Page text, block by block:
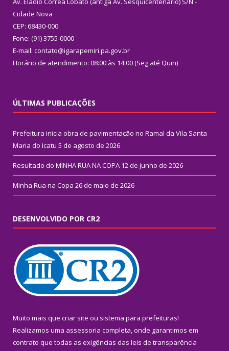
Cidade Nova
CEP: 68430-000
Fone: (91) 3755-0000
E-mail: contato@igarapemiri.pa.gov.br
Horário de atendimento: 08:00 às 14:00 (Seg até Quin)
ÚLTIMAS PUBLICAÇÕES
Prefeitura inicia obra de pavimentação no Ramal da Vila Santa
Maria do Icatu 5 de agosto de 2026
Resultado do MINHA RUA NA COPA 12 de junho de 2026
Minha Rua na Copa 26 de maio de 2026
DESENVOLVIDO POR CR2
Muito mais que criar site ou sistema para prefeituras!
Realizamos uma assessoria completa, onde garantimos em
contrato que todas as exigências das leis de transparência